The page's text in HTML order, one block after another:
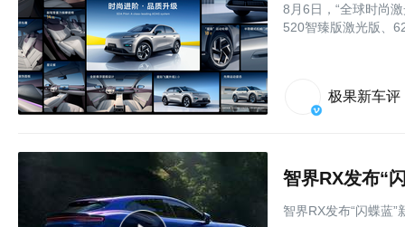
8月6日，“全球时尚
520智臻版激光版、
极果新车评
智界RX发布“
智界RX发布“闪蝶蓝